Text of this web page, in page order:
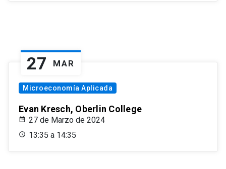
27 MAR
Microeconomía Aplicada
Evan Kresch, Oberlin College
27 de Marzo de 2024
13:35 a 14:35